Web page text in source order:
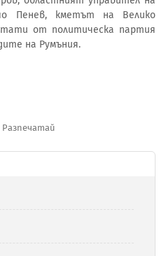
Пенев, кметът на Велико
от политическа партия
на Румъния.
Разпечатай